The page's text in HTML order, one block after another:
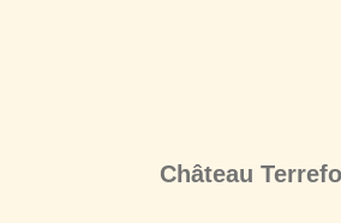
Château